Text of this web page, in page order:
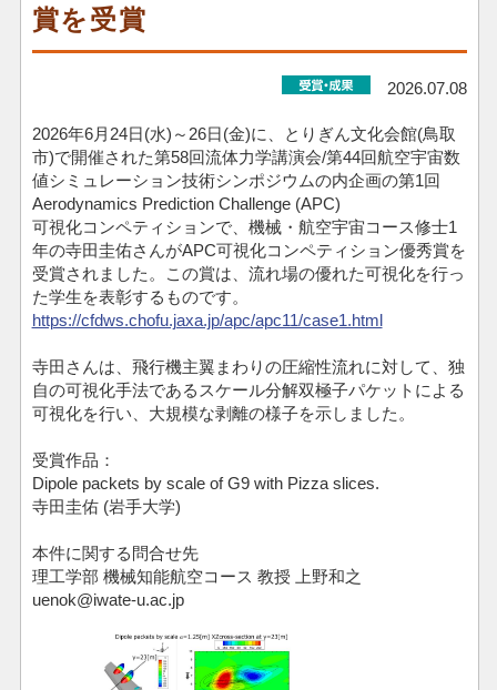
賞を受賞
2026.07.08
2026年6月24日(水)～26日(金)に、とりぎん文化会館(鳥取
市)で開催された第58回流体力学講演会/第44回航空宇宙数
値シミュレーション技術シンポジウムの内企画の第1回
Aerodynamics Prediction Challenge (APC)
可視化コンペティションで、機械・航空宇宙コース修士1
年の寺田圭佑さんがAPC可視化コンペティション優秀賞を
受賞されました。この賞は、流れ場の優れた可視化を行っ
た学生を表彰するものです。
https://cfdws.chofu.jaxa.jp/apc/apc11/case1.html
寺田さんは、飛行機主翼まわりの圧縮性流れに対して、独
自の可視化手法であるスケール分解双極子パケットによる
可視化を行い、大規模な剥離の様子を示しました。
受賞作品：
Dipole packets by scale of G9 with Pizza slices.
寺田圭佑 (岩手大学)
本件に関する問合せ先
理工学部 機械知能航空コース 教授 上野和之
uenok@iwate-u.ac.jp